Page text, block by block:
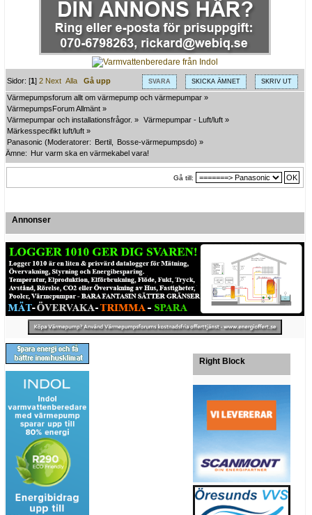
SVARA SKICKA ÄMNET SKRIV UT
Sidor: [1]2 Next Alla
Gå upp
Värmepumpsforum allt om värmepump och värmepumpar »
VärmepumpsForum Allmänt »
Värmepumpar och installationsfrågor. » Värmepumpar - Luft/luft »
Märkesspecifikt luft/luft »
Panasonic (Moderatorer: Bertil Bosse-värmepumpsdo) »
Ämne: Hur varm ska en värmekabel vara!
Gå till:
Annonser
Right Block